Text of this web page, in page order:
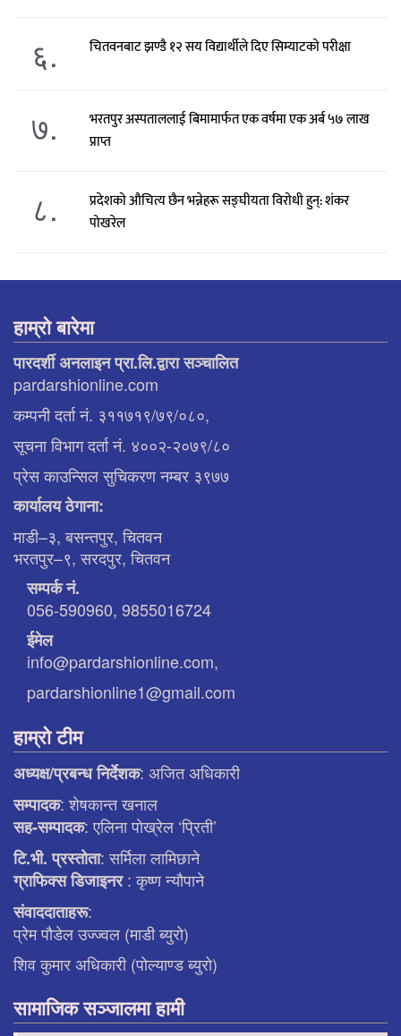
६. चितवनबाट झण्डै १२ सय विद्यार्थीले दिए सिम्याटको परीक्षा
७.
भरतपुर अस्पताललाई बिमामार्फत एक वर्षमा एक अर्ब ५७ लाख
प्राप्त
८.
प्रदेशको औचित्य छैन भन्नेहरू सङ्घीयता विरोधी हुन्: शंकर
पोखरेल
हाम्रो बारेमा
पारदर्शी अनलाइन प्रा.लि.द्वारा सञ्चालित
pardarshionline.com
कम्पनी दर्ता नं. ३११७१९/७९/०८०,
सूचना विभाग दर्ता नं. ४००२-२०७९/८०
प्रेस काउन्सिल सुचिकरण नम्बर ३९७७
कार्यालय ठेगाना:
माडी–३, बसन्तपुर, चितवन
भरतपुर–९, सरदपुर, चितवन
सम्पर्क नं.
056-590960, 9855016724
ईमेल
info@pardarshionline.com,
pardarshionline1@gmail.com
हाम्रो टीम
अध्यक्ष/प्रबन्ध निर्देशक: अजित अधिकारी
सम्पादक: शेषकान्त खनाल
सह-सम्पादक: एलिना पाेख्रेल ‘प्रिती’
टि.भी. प्रस्ताेता: सर्मिला लामिछाने
ग्राफिक्स डिजाइनर: कृष्ण न्याैपाने
संवाददाताहरू:
प्रेम पौडेल उज्ज्वल (माडी ब्युरो)
शिव कुमार अधिकारी (पोल्याण्ड ब्युरो)
सामाजिक सञ्जालमा हामी